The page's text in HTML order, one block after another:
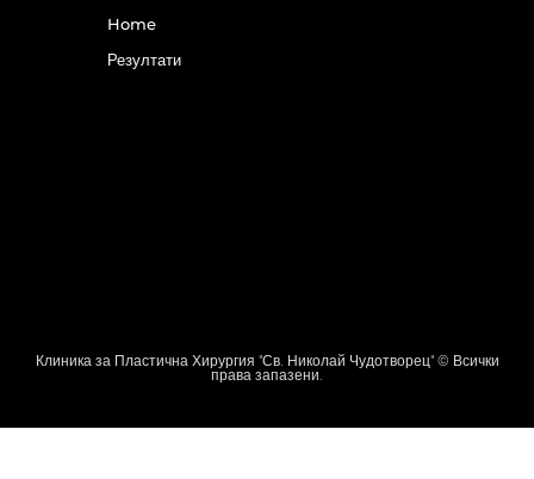
Home
Резултати
Клиника за Пластична Хирургия "Св. Николай Чудотворец" © Всички
права запазени.